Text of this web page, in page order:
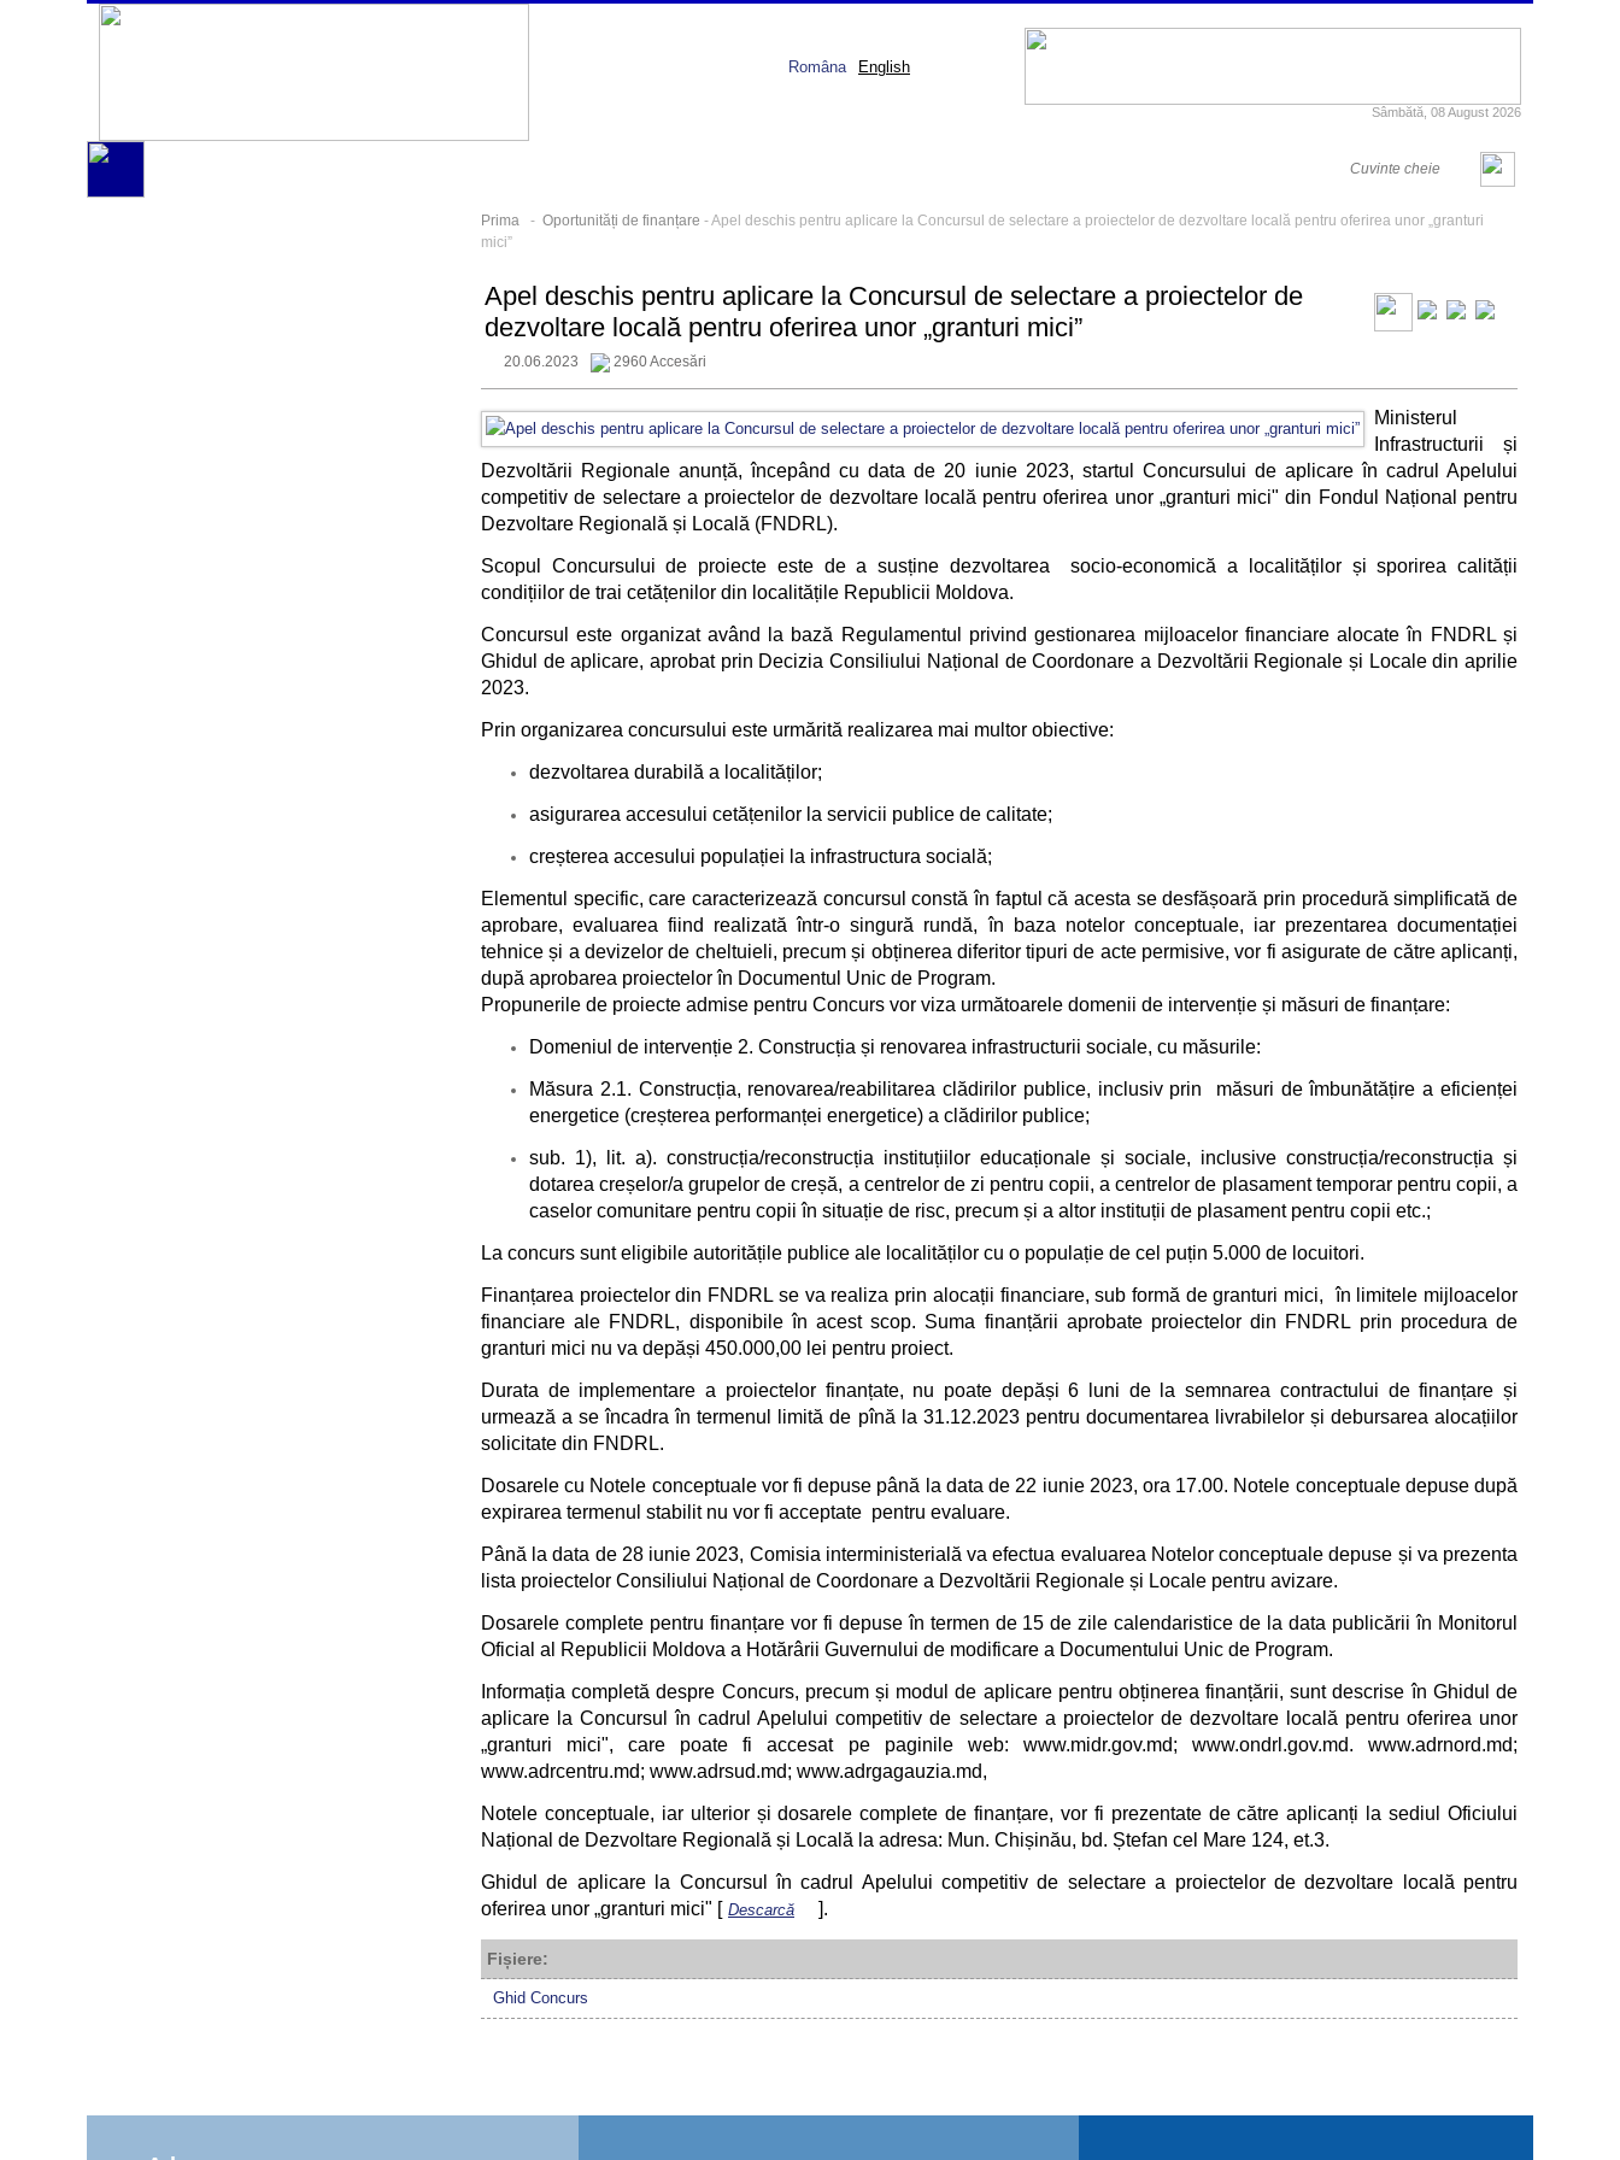
Sâmbătă, 08 August 2026
Româna English
Prima - Oportunități de finanțare - Apel deschis pentru aplicare la Concursul de selectare a proiectelor de dezvoltare locală pentru oferirea unor „granturi
mici”
Apel deschis pentru aplicare la Concursul de selectare a proiectelor de
dezvoltare locală pentru oferirea unor „granturi mici”
20.06.2023 2960 Accesări
Ministerul
Infrastructurii și
Dezvoltării Regionale anunță, începând cu data de 20 iunie 2023, startul Concursului de aplicare în cadrul Apelului
competitiv de selectare a proiectelor de dezvoltare locală pentru oferirea unor „granturi mici" din Fondul Național pentru
Dezvoltare Regională și Locală (FNDRL).
Scopul Concursului de proiecte este de a susține dezvoltarea socio-economică a localităților și sporirea calității
condițiilor de trai cetățenilor din localitățile Republicii Moldova.
Concursul este organizat având la bază Regulamentul privind gestionarea mijloacelor financiare alocate în FNDRL și
Ghidul de aplicare, aprobat prin Decizia Consiliului Național de Coordonare a Dezvoltării Regionale și Locale din aprilie
2023.
Prin organizarea concursului este urmărită realizarea mai multor obiective:
dezvoltarea durabilă a localităților;
asigurarea accesului cetățenilor la servicii publice de calitate;
creșterea accesului populației la infrastructura socială;
Elementul specific, care caracterizează concursul constă în faptul că acesta se desfășoară prin procedură simplificată de
aprobare, evaluarea fiind realizată într-o singură rundă, în baza notelor conceptuale, iar prezentarea documentației
tehnice și a devizelor de cheltuieli, precum și obținerea diferitor tipuri de acte permisive, vor fi asigurate de către aplicanți,
după aprobarea proiectelor în Documentul Unic de Program.
Propunerile de proiecte admise pentru Concurs vor viza următoarele domenii de intervenție și măsuri de finanțare:
Domeniul de intervenție 2. Construcția și renovarea infrastructurii sociale, cu măsurile:
Măsura 2.1. Construcția, renovarea/reabilitarea clădirilor publice, inclusiv prin măsuri de îmbunătățire a eficienței
energetice (creșterea performanței energetice) a clădirilor publice;
sub. 1), lit. a). construcția/reconstrucția instituțiilor educaționale și sociale, inclusive construcția/reconstrucția și
dotarea creșelor/a grupelor de creșă, a centrelor de zi pentru copii, a centrelor de plasament temporar pentru copii, a
caselor comunitare pentru copii în situație de risc, precum și a altor instituții de plasament pentru copii etc.;
La concurs sunt eligibile autoritățile publice ale localităților cu o populație de cel puțin 5.000 de locuitori.
Finanțarea proiectelor din FNDRL se va realiza prin alocații financiare, sub formă de granturi mici, în limitele mijloacelor
financiare ale FNDRL, disponibile în acest scop. Suma finanțării aprobate proiectelor din FNDRL prin procedura de
granturi mici nu va depăși 450.000,00 lei pentru proiect.
Durata de implementare a proiectelor finanțate, nu poate depăși 6 luni de la semnarea contractului de finanțare și
urmează a se încadra în termenul limită de pînă la 31.12.2023 pentru documentarea livrabilelor și debursarea alocațiilor
solicitate din FNDRL.
Dosarele cu Notele conceptuale vor fi depuse până la data de 22 iunie 2023, ora 17.00. Notele conceptuale depuse după
expirarea termenul stabilit nu vor fi acceptate pentru evaluare.
Până la data de 28 iunie 2023, Comisia interministerială va efectua evaluarea Notelor conceptuale depuse și va prezenta
lista proiectelor Consiliului Național de Coordonare a Dezvoltării Regionale și Locale pentru avizare.
Dosarele complete pentru finanțare vor fi depuse în termen de 15 de zile calendaristice de la data publicării în Monitorul
Oficial al Republicii Moldova a Hotărârii Guvernului de modificare a Documentului Unic de Program.
Informația completă despre Concurs, precum și modul de aplicare pentru obținerea finanțării, sunt descrise în Ghidul de
aplicare la Concursul în cadrul Apelului competitiv de selectare a proiectelor de dezvoltare locală pentru oferirea unor
„granturi mici", care poate fi accesat pe paginile web: www.midr.gov.md; www.ondrl.gov.md. www.adrnord.md;
www.adrcentru.md; www.adrsud.md; www.adrgagauzia.md,
Notele conceptuale, iar ulterior și dosarele complete de finanțare, vor fi prezentate de către aplicanți la sediul Oficiului
Național de Dezvoltare Regională și Locală la adresa: Mun. Chișinău, bd. Ștefan cel Mare 124, et.3.
Ghidul de aplicare la Concursul în cadrul Apelului competitiv de selectare a proiectelor de dezvoltare locală pentru
oferirea unor „granturi mici" [ Descarcă ].
Fișiere:
Ghid Concurs